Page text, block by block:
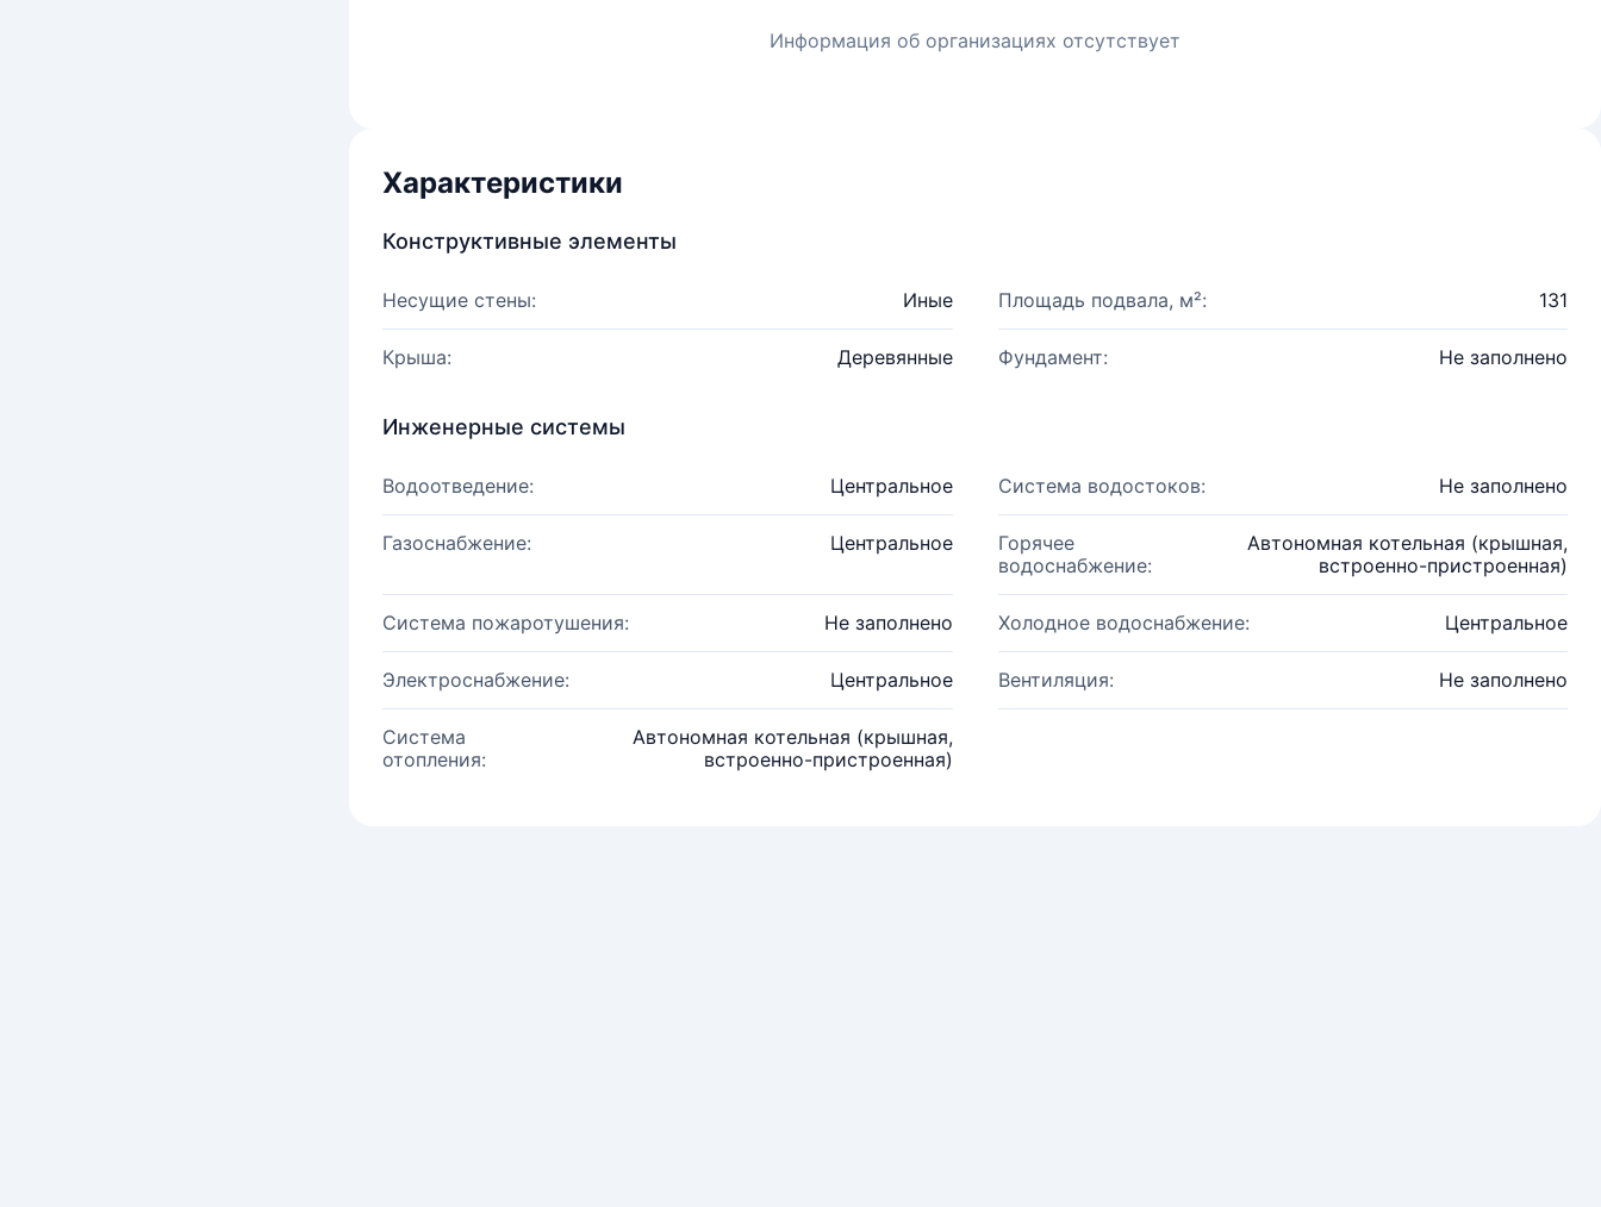
Информация об организациях отсутствует
Характеристики
Конструктивные элементы
Несущие стены: Иные Площадь подвала, м²: 131
Крыша: Деревянные Фундамент: Не заполнено
Инженерные системы
Водоотведение: Центральное Система водостоков: Не заполнено
Газоснабжение: Центральное
Горячее
водоснабжение:
Автономная котельная (крышная,
встроенно-пристроенная)
Система пожаротушения: Не заполнено Холодное водоснабжение: Центральное
Электроснабжение: Центральное Вентиляция: Не заполнено
Система
отопления:
Автономная котельная (крышная,
встроенно-пристроенная)